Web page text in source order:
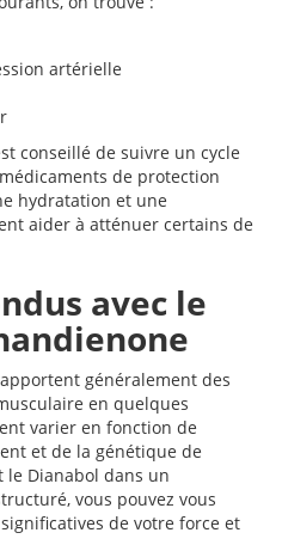
artérielle
conseillé de suivre un cycle
de protection
hydratation et une
aider à atténuer certains de
avec le
généralement des
en quelques
varier en fonction de
et de la génétique de
Dianabol dans un
vous pouvez vous
de votre force et